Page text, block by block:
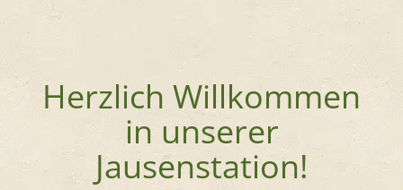
Herzlich Willkommen
in unserer
Jausenstation!